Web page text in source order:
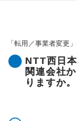
「転用／事業者変更
NTT西日
関連会社
りますか。